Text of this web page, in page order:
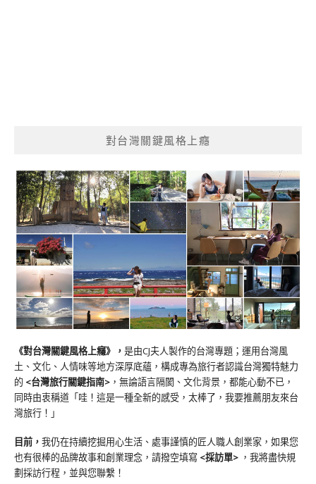
對台灣關鍵風格上癮
《對台灣關鍵風格上癮》 ， 是由CJ夫人製作的台灣專題；運用台灣風
土、文化、人情味等地方深厚底蘊，構成專為旅行者認識台灣獨特魅力
的 <台灣旅行關鍵指南> ，無論語言隔閡、文化背景，都能心動不已，
同時由衷稱道「哇！這是一種全新的感受，太棒了，我要推薦朋友來台
灣旅行！」
目前， 我仍在持續挖掘用心生活、處事謹慎的匠人職人創業家，如果您
也有很棒的品牌故事和創業理念，請撥空填寫 <採訪單> ，我將盡快規
劃採訪行程，並與您聯繫！